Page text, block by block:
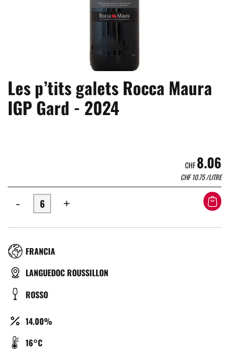
Les p’tits galets Rocca Maura
IGP Gard - 2024
CHF8.06
CHF10.75/LITRE
- +
RÉGION
FRANCIA
TYPE
BIÈRE
LANGUEDOC ROUSSILLON
COULEUR
ROSSO
ALCOOL
14.00%
TEMPÉRATURE
16°C